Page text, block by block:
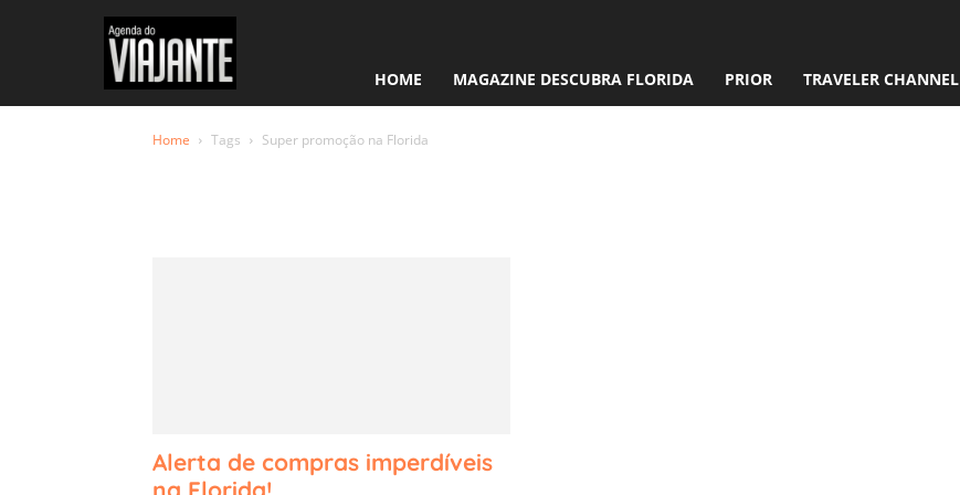
HOME MAGAZINE DESCUBRA FLORIDA PRIOR TRAVELER CHANNEL
Home Tags Super promoção na Florida
Tag: Super promoção
Alerta de compras imperdíveis